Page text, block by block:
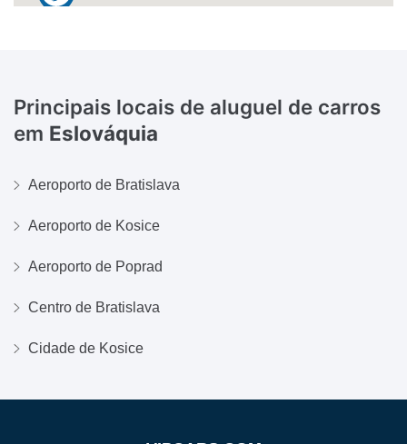
Principais locais de aluguel de carros
em Eslováquia
Aeroporto de Bratislava
Aeroporto de Kosice
Aeroporto de Poprad
Centro de Bratislava
Cidade de Kosice